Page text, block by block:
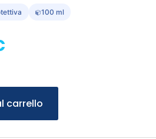
100 ml
Il
è:
14,60 €.
carrello